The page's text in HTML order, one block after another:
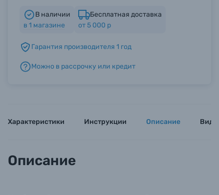
Б/У фототехника (Комиссионные товары)
В наличии
в 1 магазине
Бесплатная доставка
от 5 000 р
Гарантия производителя 1 год
Можно в рассрочку или кредит
Характеристики Инструкции Описание
Описание